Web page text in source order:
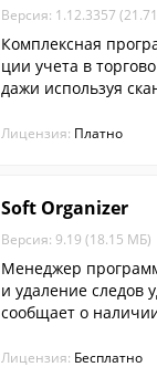
Версия: 1.12.3357
Комплексная
ции учета в
дажи используя
рения.
Лицензия: Платно
Soft Organizer
Версия: 9.19 (18.15 МБ)
Менеджер
и удаление следов
сообщает о
яет находить и
Лицензия: Бесплатно